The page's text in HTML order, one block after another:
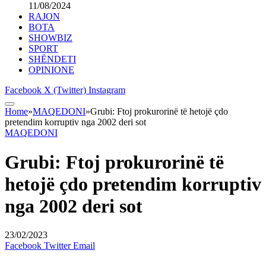
11/08/2024
RAJON
BOTA
SHOWBIZ
SPORT
SHËNDETI
OPINIONE
Facebook X (Twitter) Instagram
Home»MAQEDONI»Grubi: Ftoj prokurorinë të hetojë çdo
pretendim korruptiv nga 2002 deri sot
MAQEDONI
Grubi: Ftoj prokurorinë të
hetojë çdo pretendim korruptiv
nga 2002 deri sot
23/02/2023
Facebook Twitter Email